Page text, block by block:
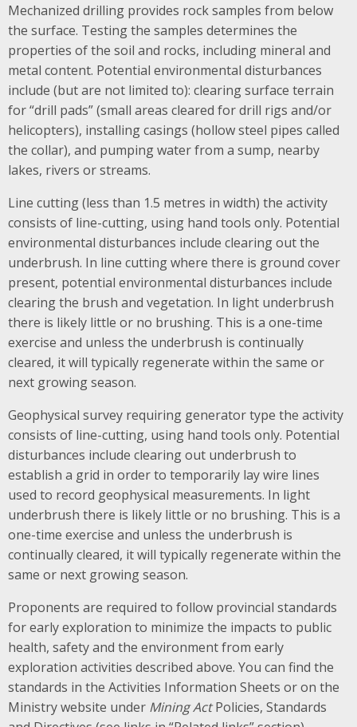
Mechanized drilling provides rock samples from below
the surface. Testing the samples determines the
properties of the soil and rocks, including mineral and
metal content. Potential environmental disturbances
include (but are not limited to): clearing surface terrain
for “drill pads” (small areas cleared for drill rigs and/or
helicopters), installing casings (hollow steel pipes called
the collar), and pumping water from a sump, nearby
lakes, rivers or streams.
Line cutting (less than 1.5 metres in width) the activity
consists of line-cutting, using hand tools only. Potential
environmental disturbances include clearing out the
underbrush. In line cutting where there is ground cover
present, potential environmental disturbances include
clearing the brush and vegetation. In light underbrush
there is likely little or no brushing. This is a one-time
exercise and unless the underbrush is continually
cleared, it will typically regenerate within the same or
next growing season.
Geophysical survey requiring generator type the activity
consists of line-cutting, using hand tools only. Potential
disturbances include clearing out underbrush to
establish a grid in order to temporarily lay wire lines
used to record geophysical measurements. In light
underbrush there is likely little or no brushing. This is a
one-time exercise and unless the underbrush is
continually cleared, it will typically regenerate within the
same or next growing season.
Proponents are required to follow provincial standards
for early exploration to minimize the impacts to public
health, safety and the environment from early
exploration activities described above. You can find the
standards in the Activities Information Sheets or on the
Ministry website under Mining ActPolicies, Standards